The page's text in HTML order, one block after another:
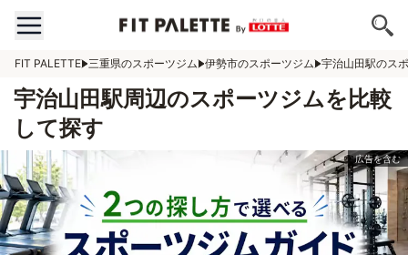
FIT PALETTE 三重県のスポーツジム 伊勢市のスポーツジム 宇治山田駅のス
宇治山田駅周辺のスポーツジムを比較
して探す